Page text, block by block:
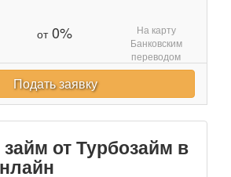
от0%
На карту
Банковским
переводом
Подать заявку
займ от Турбозайм в